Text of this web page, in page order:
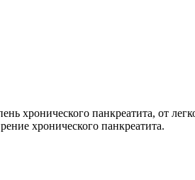
хронического панкреатита, от
хронического панкреатита.